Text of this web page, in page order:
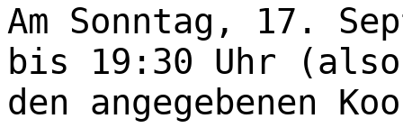
Am Sonntag, 17.
bis 19:30 Uhr
den angegebenen